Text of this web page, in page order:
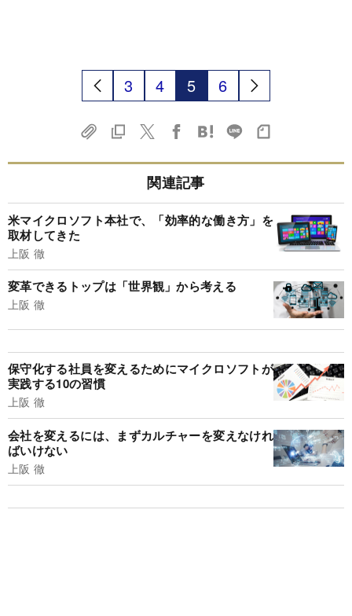
3 4 5 6
関連記事
米マイクロソフト本社で、「効率的な働き方」を
取材してきた
上阪 徹
変革できるトップは「世界観」から考える
上阪 徹
保守化する社員を変えるためにマイクロソフトが
実践する10の習慣
上阪 徹
会社を変えるには、まずカルチャーを変えなけれ
ばいけない
上阪 徹